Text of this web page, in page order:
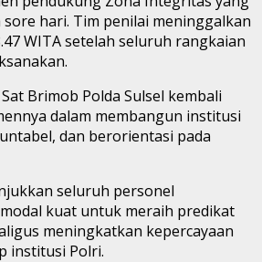
hari. Tim penilai meninggalkan
WITA setelah seluruh rangkaian
Brimob Polda Sulsel kembali
dalam membangun institusi
dan berorientasi pada
seluruh personel
kuat untuk meraih predikat
meningkatkan kepercayaan
institusi Polri.